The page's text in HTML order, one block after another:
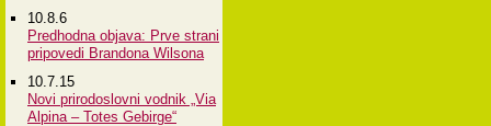
10.8.6
Predhodna objava: Prve strani
pripovedi Brandona Wilsona
10.7.15
Novi prirodoslovni vodnik „Via
Alpina – Totes Gebirge“